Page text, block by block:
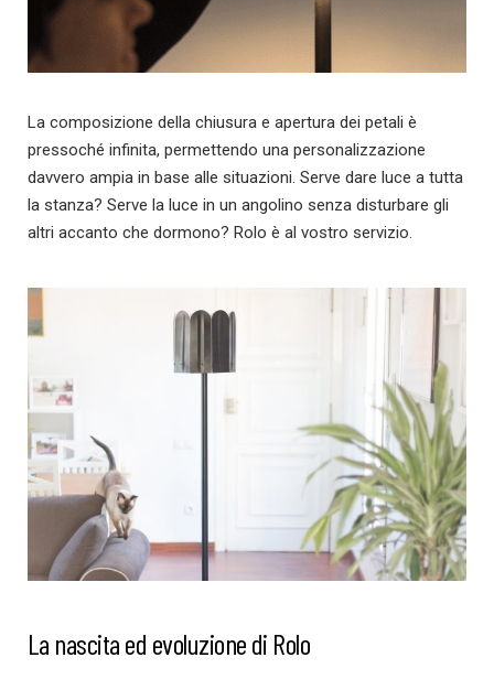
La composizione della chiusura e apertura dei petali è
pressoché infinita, permettendo una personalizzazione
davvero ampia in base alle situazioni. Serve dare luce a tutta
la stanza? Serve la luce in un angolino senza disturbare gli
altri accanto che dormono? Rolo è al vostro servizio.
La nascita ed evoluzione di Rolo